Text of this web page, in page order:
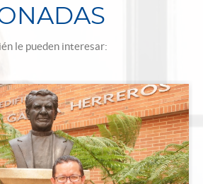
le pueden interesar: